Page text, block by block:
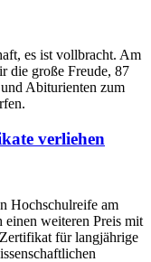
es ist vollbracht. Am
die große Freude, 87
Abiturienten zum
verliehen
Hochschulreife am
einen weiteren Preis mit
für langjährige